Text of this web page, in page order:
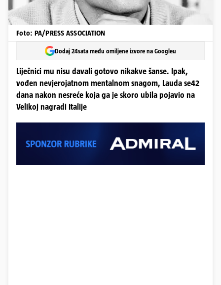
Foto: PA/PRESS ASSOCIATION
Dodaj 24sata među omiljene izvore na Googleu
Liječnici mu nisu davali gotovo nikakve šanse. Ipak,
vođen nevjerojatnom mentalnom snagom, Lauda se42
dana nakon nesreće koja ga je skoro ubila pojavio na
Velikoj nagradi Italije